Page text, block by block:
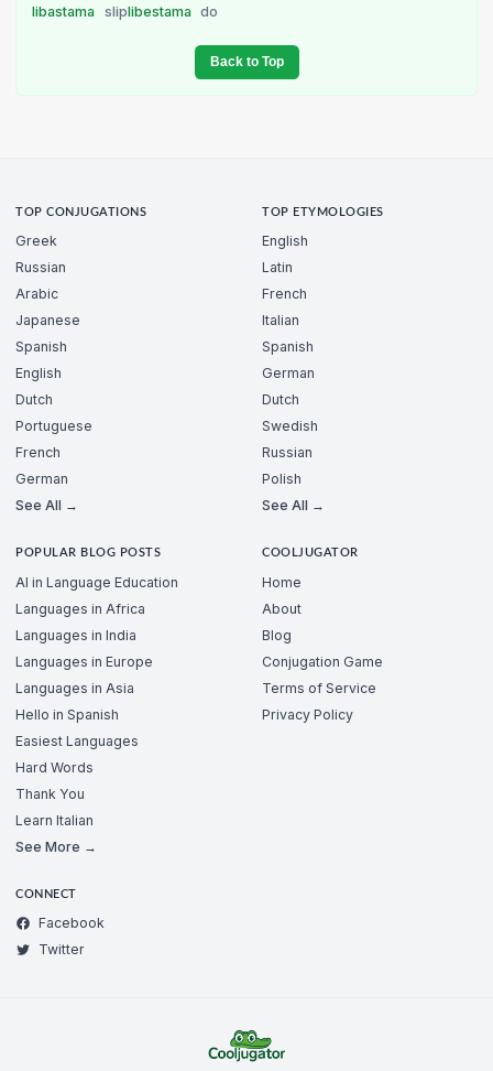
libastama
sliplibestama do
Back to Top
TOP CONJUGATIONS
Greek
Russian
Arabic
Japanese
Spanish
English
Dutch
Portuguese
French
German
See All →
TOP ETYMOLOGIES
English
Latin
French
Italian
Spanish
German
Dutch
Swedish
Russian
Polish
See All →
POPULAR BLOG POSTS
AI in Language Education
Languages in Africa
Languages in India
Languages in Europe
Languages in Asia
Hello in Spanish
Easiest Languages
Hard Words
Thank You
Learn Italian
See More →
COOLJUGATOR
Home
About
Blog
Conjugation Game
Terms of Service
Privacy Policy
CONNECT
Facebook
Twitter